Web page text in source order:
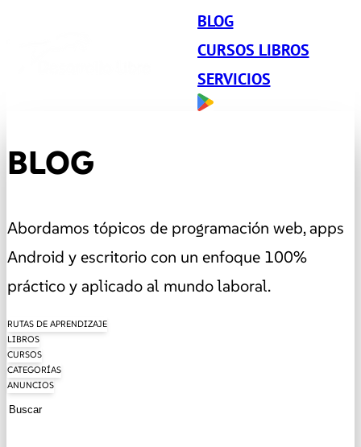
BLOG
CURSOS LIBROS
SERVICIOS
BLOG
Abordamos tópicos de programación web, apps
Android y escritorio con un enfoque 100%
práctico y aplicado al mundo laboral.
RUTAS DE APRENDIZAJE
LIBROS
CURSOS
CATEGORÍAS
ANUNCIOS